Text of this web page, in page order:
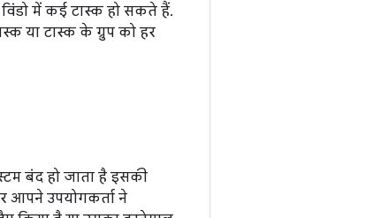
में कई टास्क हो सकते हैं.
या टास्क के ग्रुप को हर
बंद हो जाता है इसकी
आपने उपयोगकर्ता ने